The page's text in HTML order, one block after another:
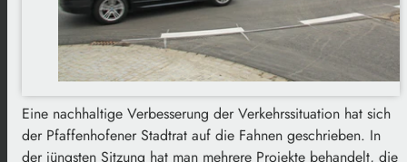
Eine nachhaltige Verbesserung der Verkehrssituation hat sich
der Pfaffenhofener Stadtrat auf die Fahnen geschrieben. In
der jüngsten Sitzung hat man mehrere Projekte behandelt, die